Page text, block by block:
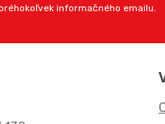
informačného emailu.